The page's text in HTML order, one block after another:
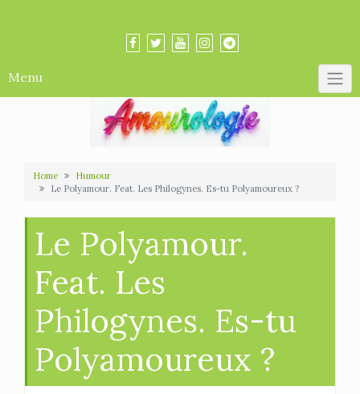
Menu
Home
Humour
Le Polyamour. Feat. Les Philogynes. Es-tu Polyamoureux ?
Le Polyamour.
Feat. Les
Philogynes. Es-tu
Polyamoureux ?